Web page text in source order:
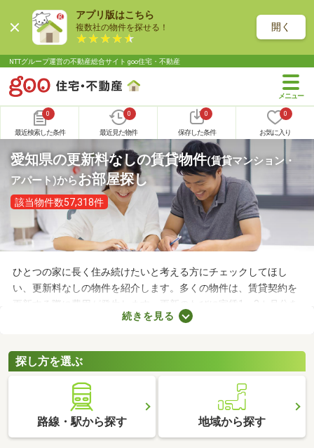
アプリ版はこちら
複数社の物件を探せる！ 開く
NTTグループ運営の不動産総合サイト goo住宅・不動産
0
最近検索した条件
0
最近見た物件
0
保存した条件
0
お気に入り
愛知県の更新料なしの賃貸物件(賃貸マンション・
アパート)からお部屋探し
該当物件数57,318件
ひとつの家に長く住み続けたいと考える方にチェックしてほし
い、更新料なしの物件を紹介します。多くの物件は、賃貸契約を
更新する際に費用が発生します。更新のたびに家賃1～2カ月分を
支払わなければならないので、支出が増える点がデメリットだと
お気に入りのお部屋に長く住めますよ。
続きを見る
探し方を選ぶ
路線・駅から探す 地域から探す